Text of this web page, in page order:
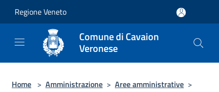
Regione Veneto
Comune di Cavaion
Veronese
Home > Amministrazione > Aree amministrative >